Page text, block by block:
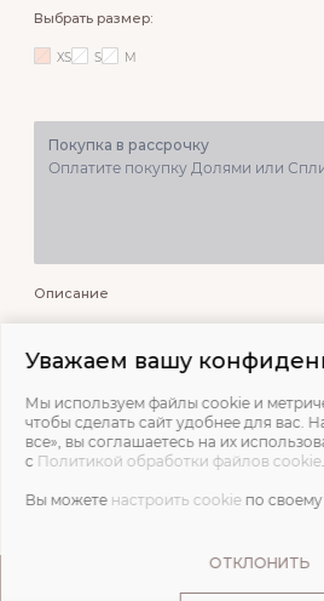
Выбрать размер:
XS S M
Покупка в рассрочку
Оплатите покупку Долями или
Описание
Состав и уход
Обмеры
Уважаем вашу
Мы используем файлы cookie и
чтобы сделать сайт удобнее для вас.
все», вы соглашаетесь на их
с Политикой обработки файлов cookie.
Вы можете настроить cookie по своему
ОТКЛОНИТЬ